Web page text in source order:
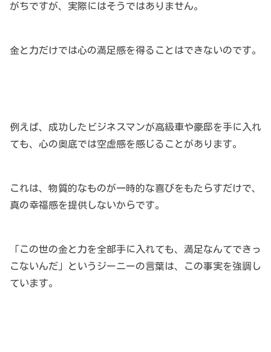
がちですが、実際にはそうではありません。
金と力だけでは心の満足感を得ることはできないのです。
例えば、成功したビジネスマンが高級車や豪邸を手に入れ
ても、心の奥底では空虚感を感じることがあります。
これは、物質的なものが一時的な喜びをもたらすだけで、
真の幸福感を提供しないからです。
「この世の金と力を全部手に入れても、満足なんてできっ
こないんだ」というジーニーの言葉は、この事実を強調し
ています。